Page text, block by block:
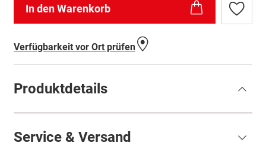
In den Warenkorb
Zur
Verfügbarkeit vor Ort prüfen
Produktdetails
Service & Versand